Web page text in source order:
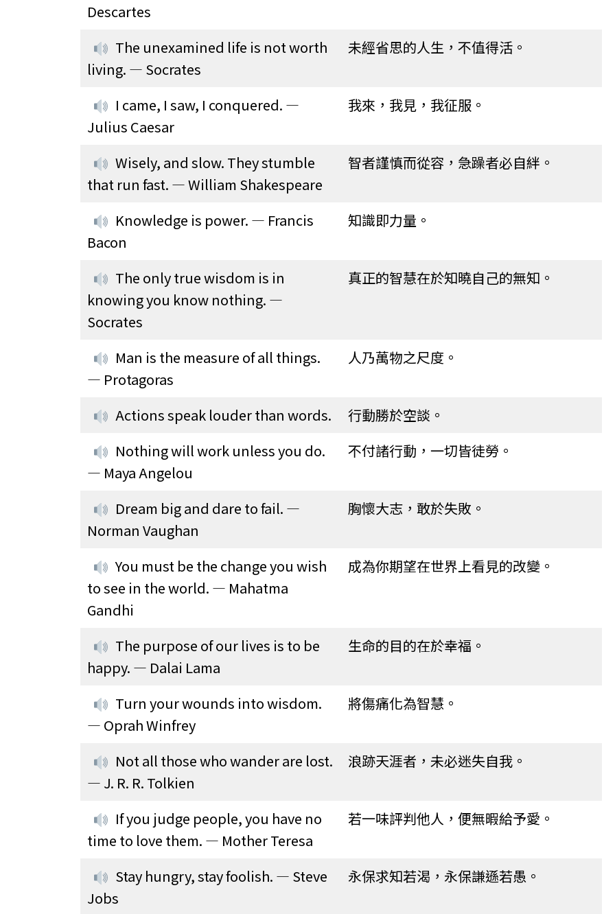
Descartes
The unexamined life is not worth
living. — Socrates
未經省思的人生，不值得活。
I came, I saw, I conquered. —
Julius Caesar
我來，我見，我征服。
Wisely, and slow. They stumble
that run fast. — William Shakespeare
智者謹慎而從容，急躁者必自絆。
Knowledge is power. — Francis
Bacon
知識即力量。
The only true wisdom is in
knowing you know nothing. —
Socrates
真正的智慧在於知曉自己的無知。
Man is the measure of all things.
— Protagoras
人乃萬物之尺度。
Actions speak louder than words.
行動勝於空談。
Nothing will work unless you do.
— Maya Angelou
不付諸行動，一切皆徒勞。
Dream big and dare to fail. —
Norman Vaughan
胸懷大志，敢於失敗。
You must be the change you wish
to see in the world. — Mahatma
Gandhi
成為你期望在世界上看見的改變。
The purpose of our lives is to be
happy. — Dalai Lama
生命的目的在於幸福。
Turn your wounds into wisdom.
— Oprah Winfrey
將傷痛化為智慧。
Not all those who wander are lost.
— J. R. R. Tolkien
浪跡天涯者，未必迷失自我。
If you judge people, you have no
time to love them. — Mother Teresa
若一味評判他人，便無暇給予愛。
Stay hungry, stay foolish. — Steve
Jobs
永保求知若渴，永保謙遜若愚。